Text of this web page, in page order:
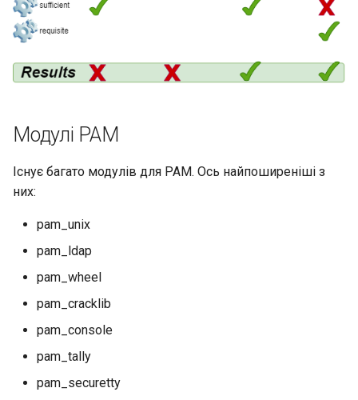
Модулі PAM
Існує багато модулів для PAM. Ось найпоширеніші з
них:
pam_unix
pam_ldap
pam_wheel
pam_cracklib
pam_console
pam_tally
pam_securetty